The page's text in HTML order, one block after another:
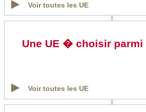
Voir toutes les UE
Une UE � choisir parmi
Voir toutes les UE